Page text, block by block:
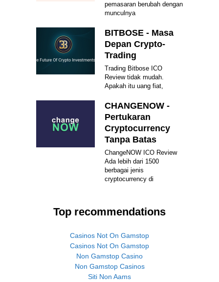
pemasaran berubah dengan
munculnya
BITBOSE - Masa
Depan Crypto-
Trading
Trading Bitbose ICO
Review tidak mudah.
Apakah itu uang fiat,
CHANGENOW -
Pertukaran
Cryptocurrency
Tanpa Batas
ChangeNOW ICO Review
Ada lebih dari 1500
berbagai jenis
cryptocurrency di
Top recommendations
Casinos Not On Gamstop
Casinos Not On Gamstop
Non Gamstop Casino
Non Gamstop Casinos
Siti Non Aams